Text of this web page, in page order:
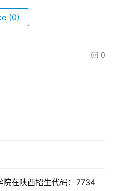
(0)
0
在陕西招生代码：7734